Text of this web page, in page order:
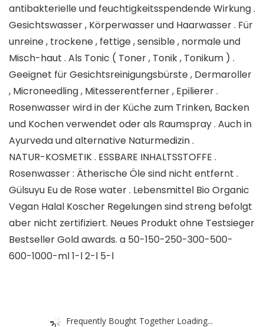
antibakterielle und feuchtigkeitsspendende Wirkung .
Gesichtswasser , Körperwasser und Haarwasser . Für
unreine , trockene , fettige , sensible , normale und
Misch-haut . Als Tonic ( Toner , Tonik , Tonikum ) .
Geeignet für Gesichtsreinigungsbürste , Dermaroller
, Microneedling , Mitesserentferner , Epilierer .
Rosenwasser wird in der Küche zum Trinken, Backen
und Kochen verwendet oder als Raumspray . Auch in
Ayurveda und alternative Naturmedizin .
NATUR-KOSMETIK . ESSBARE INHALTSSTOFFE .
Rosenwasser : Ätherische Öle sind nicht entfernt .
Gülsuyu Eu de Rose water . Lebensmittel Bio Organic
Vegan Halal Koscher Regelungen sind streng befolgt
aber nicht zertifiziert. Neues Produkt ohne Testsieger
Bestseller Gold awards. a 50-150-250-300-500-
600-1000-ml 1-l 2-l 5-l
Frequently Bought Together Loading...